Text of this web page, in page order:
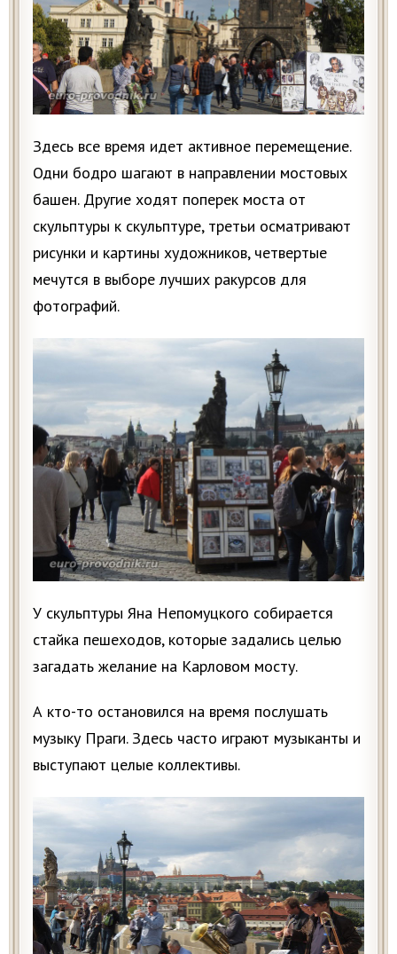
Здесь все время идет активное перемещение.
Одни бодро шагают в направлении мостовых
башен. Другие ходят поперек моста от
скульптуры к скульптуре, третьи осматривают
рисунки и картины художников, четвертые
мечутся в выборе лучших ракурсов для
фотографий.
У скульптуры Яна Непомуцкого собирается
стайка пешеходов, которые задались целью
загадать желание на Карловом мосту.
А кто-то остановился на время послушать
музыку Праги. Здесь часто играют музыканты и
выступают целые коллективы.